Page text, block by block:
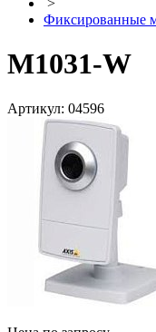
>
Фиксированные
M1031-W
Артикул: 04596